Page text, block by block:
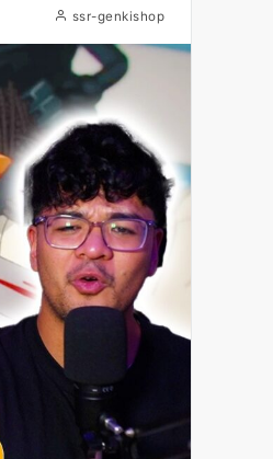
ssr-genkishop